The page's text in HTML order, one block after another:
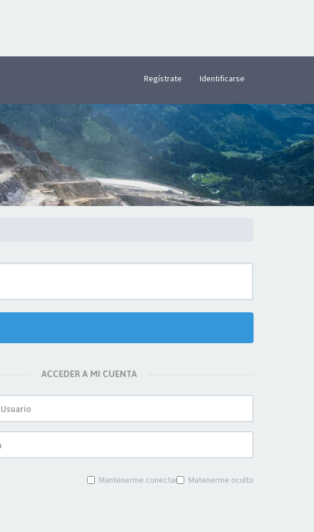
Regístrate Identificarse
ACCEDER A MI CUENTA
Mantenerme conectado Matenerme oculto